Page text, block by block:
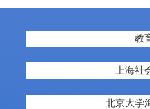
教
上海社
北京大学